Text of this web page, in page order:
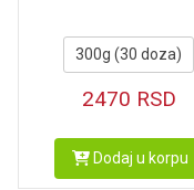
300g (30 doza)
2470 RSD
Dodaj u korpu